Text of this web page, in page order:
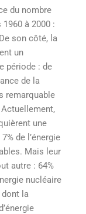
du nombre
à 2000 :
son côté, la
un
période : de
de la
remarquable
Actuellement,
une
de l’énergie
Mais leur
autre : 64%
nucléaire
dont la